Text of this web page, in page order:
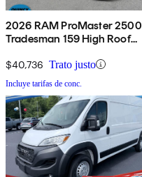
2026 RAM ProMaster 2500
Tradesman 159 High Roof
$40,736 Trato justo
Incluye tarifas de conc.